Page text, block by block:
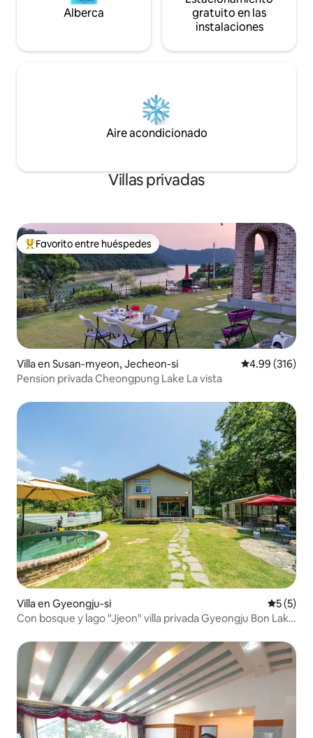
pensión) 3, No se admiten perros ※ Sin
menos, 1) dormitorio No se puede entrar
cocina con mal olor en interiores
Abstenerse (sopa de cheonggukjang,
pequeños (6 kg o
pérdida de pelo.
Alberca
gratuito en las
instalaciones
Aire acondicionado
Villas privadas
De los mejores en Favorito entre huéspedes
Favorito entre huéspedes
Villa en Susan-myeon, Jecheon-si Calificación
4.99 (316)
Pension privada Cheongpung Lake La vista
Villa en Gyeongju-si
5 (5)
Con bosque y lago "Jjeon" villa privada Gyeongju Bon Lake